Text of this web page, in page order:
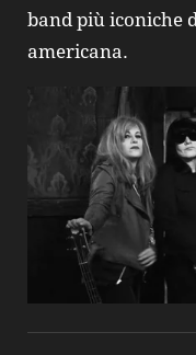
band più iconiche
americana.